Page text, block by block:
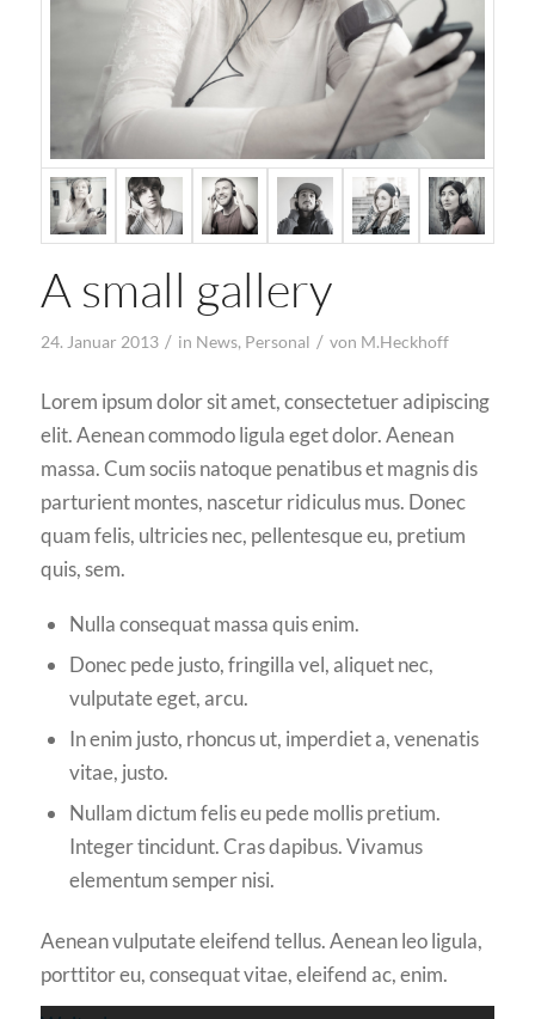
A small gallery
24. Januar 2013 / in News, Personal / von M.Heckhoff
Lorem ipsum dolor sit amet, consectetuer adipiscing
elit. Aenean commodo ligula eget dolor. Aenean
massa. Cum sociis natoque penatibus et magnis dis
parturient montes, nascetur ridiculus mus. Donec
quam felis, ultricies nec, pellentesque eu, pretium
quis, sem.
Nulla consequat massa quis enim.
Donec pede justo, fringilla vel, aliquet nec,
vulputate eget, arcu.
In enim justo, rhoncus ut, imperdiet a, venenatis
vitae, justo.
Nullam dictum felis eu pede mollis pretium.
Integer tincidunt. Cras dapibus. Vivamus
elementum semper nisi.
Aenean vulputate eleifend tellus. Aenean leo ligula,
porttitor eu, consequat vitae, eleifend ac, enim.